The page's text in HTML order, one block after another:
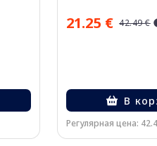
21.25 € 42.49 €
В
Регулярная цена: